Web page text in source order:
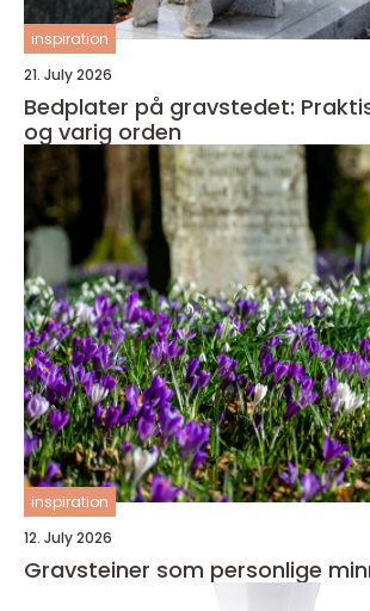
inspiration
21. July 2026
Bedplater på gravstedet:
og varig orden
inspiration
12. July 2026
Gravsteiner som personlige